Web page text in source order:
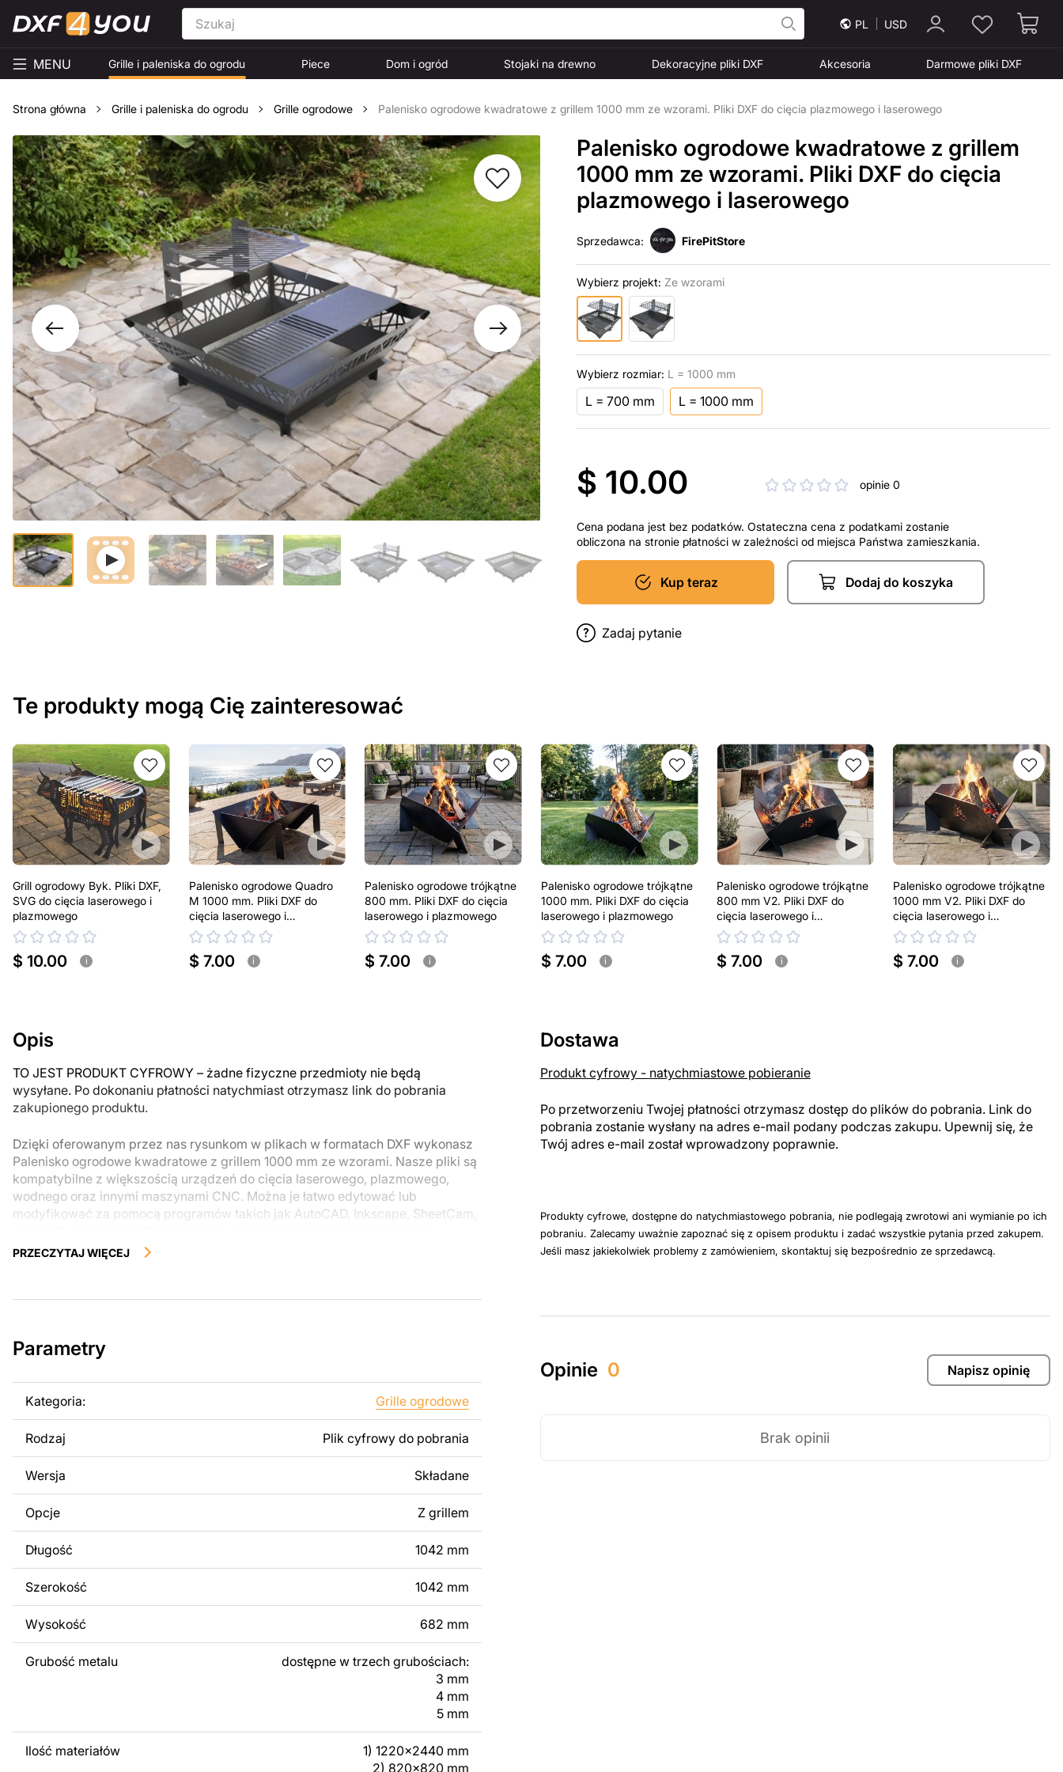
PL USD
MENU Grille i paleniska do ogrodu Piece Dom i ogród Stojaki na drewno Dekoracyjne pliki DXF Akcesoria Darmowe pliki DXF
Strona główna Grille i paleniska do ogrodu Grille ogrodowe Palenisko ogrodowe kwadratowe z grillem 1000 mm ze wzorami. Pliki DXF do cięcia plazmowego i laserowego
Palenisko ogrodowe kwadratowe z grillem
1000 mm ze wzorami. Pliki DXF do cięcia
plazmowego i laserowego
Sprzedawca: FirePitStore
Wybierz projekt: Ze wzorami
Wybierz rozmiar: L = 1000 mm
L = 700 mm L = 1000 mm
$ 10.00 opinie 0
Cena podana jest bez podatków. Ostateczna cena z podatkami zostanie
obliczona na stronie płatności w zależności od miejsca Państwa zamieszkania.
Kup teraz Dodaj do koszyka
Zadaj pytanie
Te produkty mogą Cię zainteresować
Grill ogrodowy Byk. Pliki DXF,
SVG do cięcia laserowego i
plazmowego
$ 10.00 i
Palenisko ogrodowe Quadro
M 1000 mm. Pliki DXF do
cięcia laserowego i
plazmowego
$ 7.00 i
Palenisko ogrodowe trójkątne
800 mm. Pliki DXF do cięcia
laserowego i plazmowego
$ 7.00 i
Palenisko ogrodowe trójkątne
1000 mm. Pliki DXF do cięcia
laserowego i plazmowego
$ 7.00 i
Palenisko ogrodowe trójkątne
800 mm V2. Pliki DXF do
cięcia laserowego i
plazmowego
$ 7.00 i
Palenisko ogrodowe trójkątne
1000 mm V2. Pliki DXF do
cięcia laserowego i
plazmowego
$ 7.00 i
Opis
TO JEST PRODUKT CYFROWY – żadne fizyczne przedmioty nie będą
wysyłane. Po dokonaniu płatności natychmiast otrzymasz link do pobrania
zakupionego produktu.
Dzięki oferowanym przez nas rysunkom w plikach w formatach DXF wykonasz
Palenisko ogrodowe kwadratowe z grillem 1000 mm ze wzorami. Nasze pliki są
kompatybilne z większością urządzeń do cięcia laserowego, plazmowego,
wodnego oraz innymi maszynami CNC. Można je łatwo edytować lub
modyfikować za pomocą programów takich jak AutoCAD, Inkscape, SheetCam,
zostały zaprojektowane z myślą o nowoczesnej estetyce i łatwym montażu, aby
Można używać tych plików do tworzenia gotowych produktów zarówno do
odsprzedaż lub udostępnianie oryginalnych bądź zmodyfikowanych plików jest
surowo zabronione.
Za dodatkową opłatą możemy dostosować projekt poprzez dodanie tekstu,
obrazów lub logo Twojej firmy albo wprowadzenie innych modyfikacji według
Twoich potrzeb. Jeśli potrzebujesz indywidualnego projektu metalowego
produktu, skontaktuj się z nami.
Jeśli masz jakiekolwiek pytania lub potrzebujesz pomocy, skontaktuj się z nami
w dowolnym momencie – zawsze chętnie pomożemy.
PRZECZYTAJ WIĘCEJ
Parametry
Kategoria: Grille ogrodowe
Rodzaj Plik cyfrowy do pobrania
Wersja Składane
Opcje Z grillem
Długość 1042 mm
Szerokość 1042 mm
Wysokość 682 mm
Grubość metalu
dostępne w trzech grubościach:
3 mm
4 mm
5 mm
Ilość materiałów
1) 1220x2440 mm
2) 820x820 mm
Dostawa
Produkt cyfrowy - natychmiastowe pobieranie
Po przetworzeniu Twojej płatności otrzymasz dostęp do plików do pobrania. Link do
pobrania zostanie wysłany na adres e-mail podany podczas zakupu. Upewnij się, że
Twój adres e-mail został wprowadzony poprawnie.
Produkty cyfrowe, dostępne do natychmiastowego pobrania, nie podlegają zwrotowi ani wymianie po ich
pobraniu. Zalecamy uważnie zapoznać się z opisem produktu i zadać wszystkie pytania przed zakupem.
Jeśli masz jakiekolwiek problemy z zamówieniem, skontaktuj się bezpośrednio ze sprzedawcą.
Opinie 0 Napisz opinię
Brak opinii